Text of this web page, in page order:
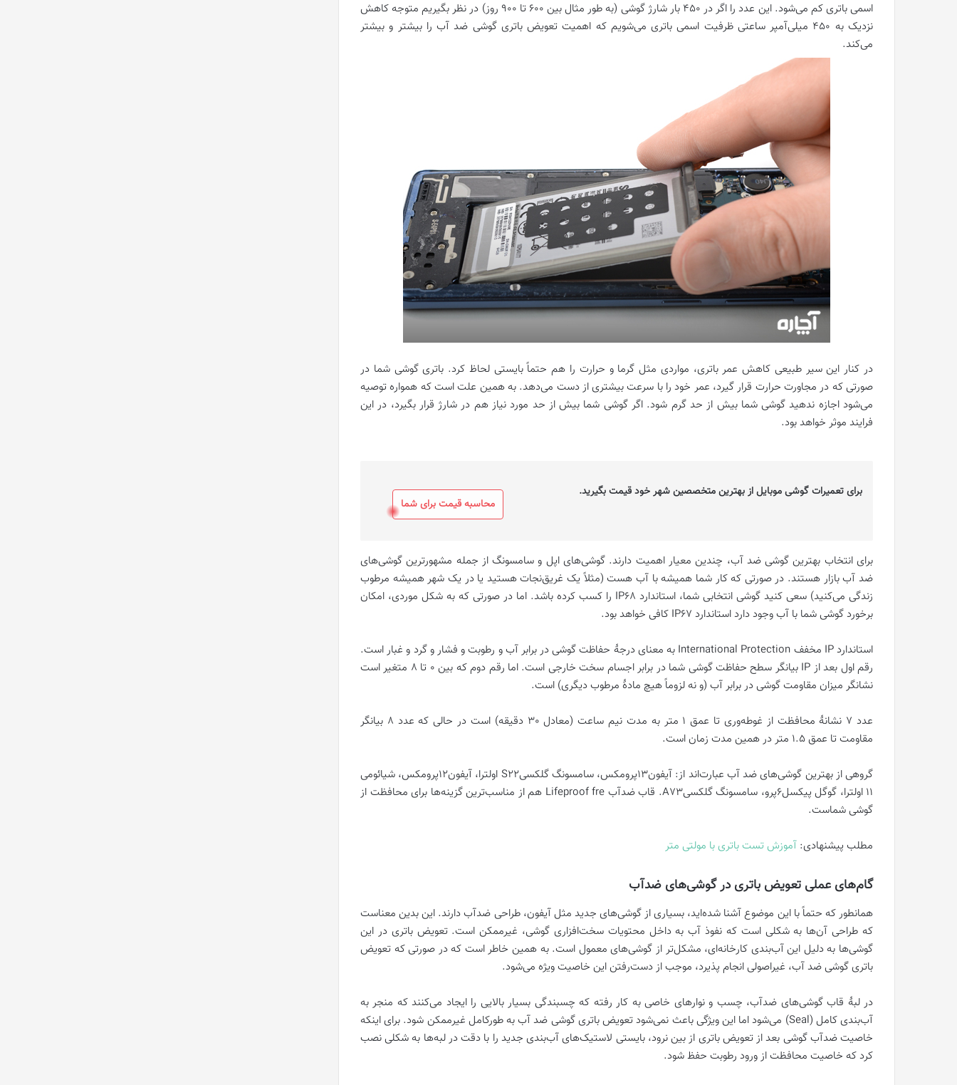
اسمی باتری کم می‌شود. این عدد را اگر در 450 بار شارژ گوشی (به طور مثال بین 600 تا 900 روز) در نظر بگیریم متوجه کاهش
نزدیک به 450 میلی‌آمپر ساعتی ظرفیت اسمی باتری می‌شویم که اهمیت تعویض باتری گوشی ضد آب را بیشتر و بیشتر
می‌کند.
در کنار این سیر طبیعی کاهش عمر باتری، مواردی مثل گرما و حرارت را هم حتماً بایستی لحاظ کرد. باتری گوشی شما در
صورتی که در مجاورت حرارت قرار گیرد، عمر خود را با سرعت بیشتری از دست می‌دهد. به همین علت است که همواره توصیه
می‌شود اجازه ندهید گوشی شما بیش از حد گرم شود. اگر گوشی شما بیش از حد مورد نیاز هم در شارژ قرار بگیرد، در این
فرایند موثر خواهد بود.
برای تعمیرات گوشی موبایل از بهترین متخصصین شهر خود قیمت بگیرید.
محاسبه قیمت برای شما
برای انتخاب بهترین گوشی ضد آب، چندین معیار اهمیت دارند. گوشی‌های اپل و سامسونگ از جمله مشهورترین گوشی‌های
ضد آب بازار هستند. در صورتی که کار شما همیشه با آب هست (مثلاً یک غریق‌نجات هستید یا در یک شهر همیشه مرطوب
زندگی می‌کنید‌) سعی کنید گوشی انتخابی شما، استاندارد IP68 را کسب کرده باشد. اما در صورتی که به شکل موردی، امکان
برخورد گوشی شما با آب وجود دارد استاندارد IP67 کافی خواهد بود.
استاندارد IP مخفف International Protection به معنای درجۀ حفاظت گوشی در برابر آب و رطوبت و فشار و گرد و غبار است.
رقم اول بعد از IP بیانگر سطح حفاظت گوشی شما در برابر اجسام سخت خارجی است. اما رقم دوم که بین 0 تا 8 متغیر است
نشانگر میزان مقاومت گوشی در برابر آب (و نه لزوماً هیچ مادۀ مرطوب دیگری) است.
عدد 7 نشانۀ محافظت از غوطه‌وری تا عمق 1 متر به مدت نیم ساعت (معادل 30 دقیقه) است در حالی‌ که عدد 8 بیانگر
مقاومت تا عمق 1.5 متر در همین مدت زمان است.
گروهی از بهترین گوشی‌های ضد آب عبارت‌اند از: آیفون13پرومکس، سامسونگ گلکسیS22 اولترا، آیفون12پرومکس، شیائومی
11 اولترا، گوگل پیکسل6پرو، سامسونگ گلکسیA73. قاب ضدآب Lifeproof fre هم از مناسب‌ترین گزینه‌ها برای محافظت از
گوشی شماست.
مطلب پیشنهادی: آموزش تست باتری با مولتی متر
گام‌های عملی تعویض باتری در گوشی‌های ضدآب
همانطور که حتماً با این موضوع آشنا شده‌اید، بسیاری از گوشی‌های جدید مثل آیفون، طراحی ضدآب دارند. این بدین معناست
که طراحی آن‌ها به شکلی است که نفوذ آب به داخل محتویات سخت‌افزاری گوشی، غیرممکن است. تعویض باتری در این
گوشی‌ها به دلیل این آب‌بندی کارخانه‌ای، مشکل‌تر از گوشی‌های معمول است. به همین خاطر است که در صورتی که تعویض
باتری گوشی ضد آب، غیراصولی انجام پذیرد، موجب از دست‌رفتن این خاصیت ویژه می‌شود.
در لبۀ قاب گوشی‌های ضدآب، چسب و نوارهای خاصی به کار رفته که چسبندگی بسیار بالایی را ایجاد می‌کنند که منجر به
آب‌بندی کامل (Seal) می‌شود اما این ویژگی باعث نمی‌شود تعویض باتری گوشی ضد آب به طورکامل غیرممکن شود. برای اینکه
خاصیت ضدآب گوشی بعد از تعویض باتری از بین نرود، بایستی لاستیک‌های آب‌بندی جدید را با دقت در لبه‌ها به شکلی نصب
کرد که خاصیت محافظت از ورود رطوبت حفظ شود.